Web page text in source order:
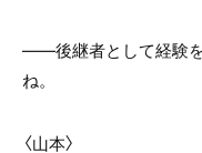
——後継者として経験
ね。
〈山本〉